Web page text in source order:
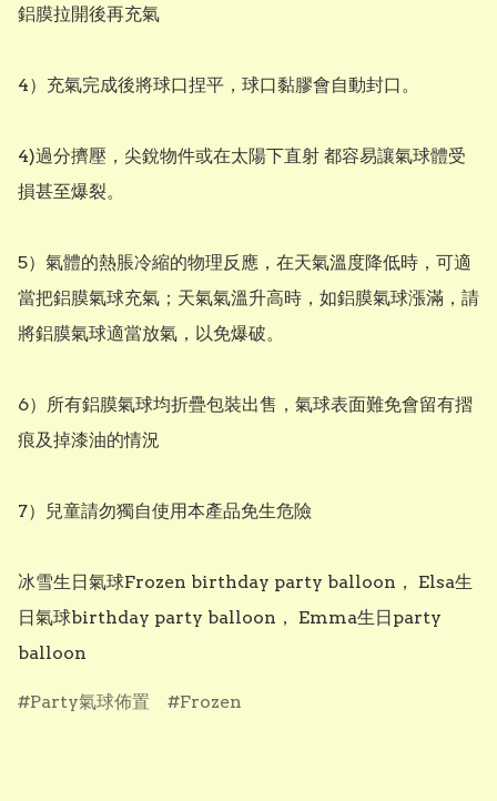
鋁膜拉開後再充氣
4）充氣完成後將球口捏平，球口黏膠會自動封口。
4)過分擠壓，尖銳物件或在太陽下直射 都容易讓氣球體受
損甚至爆裂。
5）氣體的熱脹冷縮的物理反應，在天氣溫度降低時，可適
當把鋁膜氣球充氣；天氣氣溫升高時，如鋁膜氣球漲滿，請
將鋁膜氣球適當放氣，以免爆破。
6）所有鋁膜氣球均折疊包裝出售，氣球表面難免會留有摺
痕及掉漆油的情況
7）兒童請勿獨自使用本產品免生危險
冰雪生日氣球Frozen birthday party balloon， Elsa生
日氣球birthday party balloon， Emma生日party
balloon
Party氣球佈置 Frozen